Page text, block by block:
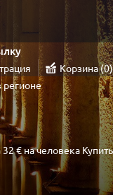
Корзина 0
регионе
32 € на человека Купить